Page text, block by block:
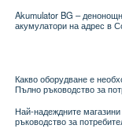
Akumulator BG –
акумулатори на адрес в
Какво оборудване е
Пълно ръководство за
Най-надеждните
ръководство за